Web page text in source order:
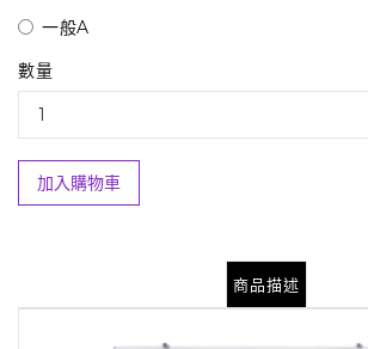
一般A
數量
加入購物車
商品描述